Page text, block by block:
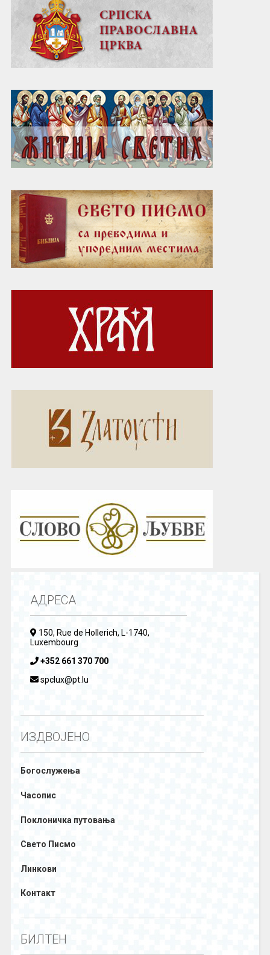
АДРЕСА
150, Rue de Hollerich, L-1740,
Luxembourg
+352 661 370 700
spclux@pt.lu
ИЗДВОЈЕНО
Богослужења
Часопис
Поклоничка путовања
Свето Писмо
Линкови
Контакт
БИЛТЕН